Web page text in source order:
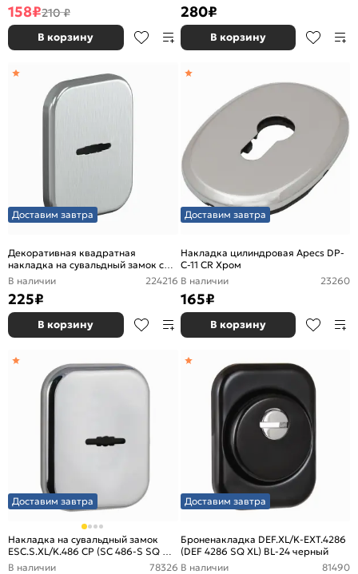
158₽210 ₽
В корзину
280₽
В корзину
Доставим завтра
Декоративная квадратная
накладка на сувальдный замок со
шторкой «Pro ES» BС БрашХром
В наличии 224216
225₽
В корзину
Доставим завтра
Накладка цилиндровая Apecs DP-
C-11 CR Хром
В наличии
23260
165₽
В корзину
Доставим завтра
Накладка на сувальдный замок
ESC.S.XL/K.486 CP (SC 486-S SQ XL)
со шторкой хром (1шт.)
В наличии 78326
Доставим завтра
Броненакладка DEF.XL/K-EXT.4286
(DEF 4286 SQ XL) BL-24 черный
В наличии
81490